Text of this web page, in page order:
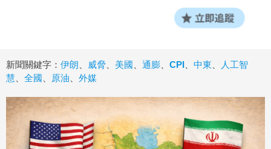
新聞關鍵字： 伊朗 威脅 美國 通膨 CPI 中東
人工智
慧
全國 原油 外媒